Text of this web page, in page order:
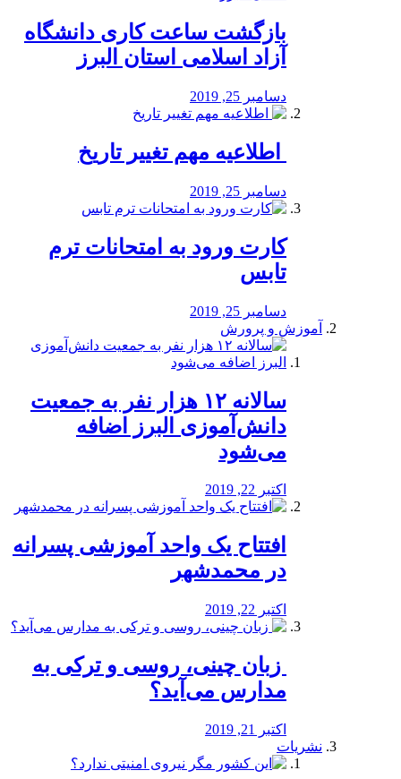
بازگشت ساعت کاری دانشگاه
آزاد اسلامی استان البرز
دسامبر 25, 2019
️ اطلاعیه مهم تغییر تاریخ
دسامبر 25, 2019
کارت ورود به امتحانات ترم
تابس
دسامبر 25, 2019
آموزش و پرورش
️سالانه ۱۲ هزار نفر به جمعیت
دانش‌آموزی البرز اضافه
می‌شود
اکتبر 22, 2019
افتتاح یک واحد آموزشی پسرانه
در محمدشهر
اکتبر 22, 2019
️ زبان چینی، روسی و ترکی به
مدارس می‌آید؟
اکتبر 21, 2019
نشریات